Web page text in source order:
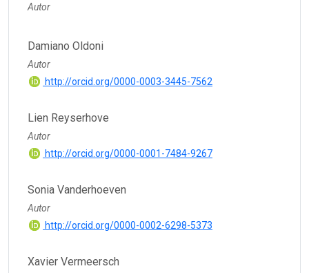
Autor
Damiano Oldoni
Autor
http://orcid.org/0000-0003-3445-7562
Lien Reyserhove
Autor
http://orcid.org/0000-0001-7484-9267
Sonia Vanderhoeven
Autor
http://orcid.org/0000-0002-6298-5373
Xavier Vermeersch